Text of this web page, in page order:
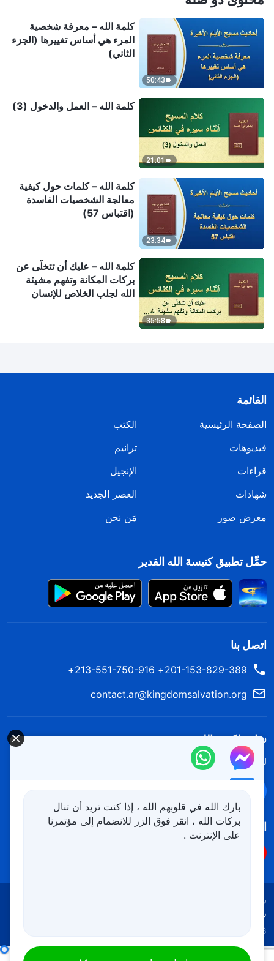
50:43
كلمة الله – معرفة شخصية
المرء هي أساس تغييرها (الجزء
الثاني)
21:01
كلمة الله – العمل والدخول (3)
23:34
كلمة الله – كلمات حول كيفية
معالجة الشخصيات الفاسدة
(اقتباس 57)
35:58
كلمة الله – عليك أن تتخلَّى عن
بركات المكانة وتفهم مشيئة
الله لجلب الخلاص للإنسان
القائمة
الصفحة الرئيسية
الكتب
فيديوهات
ترانيم
قراءات
الإنجيل
شهادات
العصر الجديد
معرض صور
مَن نحن
حمِّل تطبيق كنيسة الله القدير
اتصل بنا
201-153-829-389+ 213-551-750-916+
contact.ar@kingdomsalvation.org
نزل ملكوت الله.
لقد نزلت المملكة بالفعل إلى الأرض! هل تريد دخوله؟
اتبعنا
شروط الاستخدام
سياسة ملفات تعريف الارتباط
Copyright © 2026
بارك الله في قلوبهم الله ، إذا كنت تريد أن تنال
بركات الله ، انقر فوق الزر للانضمام إلى مؤتمرنا
على الإنترنت .